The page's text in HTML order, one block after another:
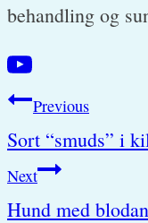
behandling og
Post
navigation
Previous
Sort “smuds” i
Next
Hund med